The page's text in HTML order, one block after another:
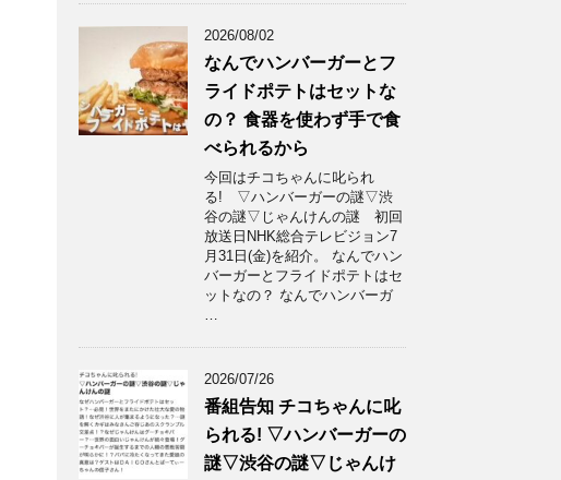
2026/08/02
なんでハンバーガーとフ
ライドポテトはセットな
の？ 食器を使わず手で食
べられるから
今回はチコちゃんに叱られ
る! ▽ハンバーガーの謎▽渋
谷の謎▽じゃんけんの謎 初回
放送日NHK総合テレビジョン7
月31日(金)を紹介。 なんでハン
バーガーとフライドポテトはセ
ットなの？ なんでハンバーガ
…
2026/07/26
番組告知 チコちゃんに叱
られる! ▽ハンバーガーの
謎▽渋谷の謎▽じゃんけ